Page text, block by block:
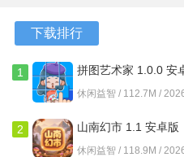
2、蓝色晶石提供的属性种类
力、元素技能伤害等，根据
3、直接攻击力提升影响所有
则专门强化火拳、雷闪这类
下载排行
1 拼图艺术家 1.0.0 安
休闲益智 / 112.7M /
2 山南幻市 1.1 安卓版
休闲益智 / 118.9M /